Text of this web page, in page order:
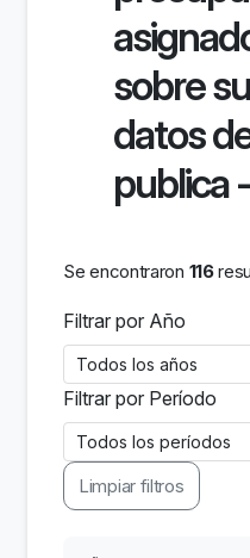
sobre
datos
publica
Se encontraron 116
Filtrar por Año
Filtrar por Período
Limpiar filtros